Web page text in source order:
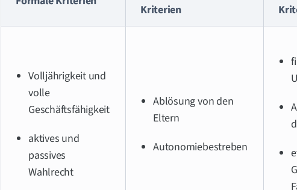
Kriterien
Volljährigkeit und
volle
Geschäftsfähigkeit
aktives und
passives
Wahlrecht
Ablösung von den
Eltern
Autonomiebestreben